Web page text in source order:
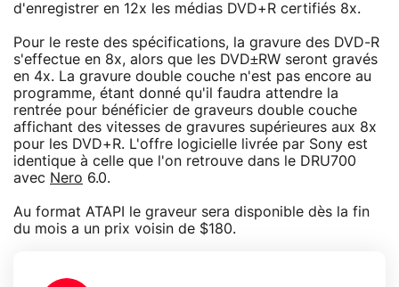
d'enregistrer en 12x les médias DVD+R certifiés 8x.
Pour le reste des spécifications, la gravure des DVD-R
s'effectue en 8x, alors que les DVD±RW seront gravés
en 4x. La gravure double couche n'est pas encore au
programme, étant donné qu'il faudra attendre la
rentrée pour bénéficier de graveurs double couche
affichant des vitesses de gravures supérieures aux 8x
pour les DVD+R. L'offre logicielle livrée par Sony est
identique à celle que l'on retrouve dans le DRU700
avec Nero 6.0.
Au format ATAPI le graveur sera disponible dès la fin
du mois a un prix voisin de $180.